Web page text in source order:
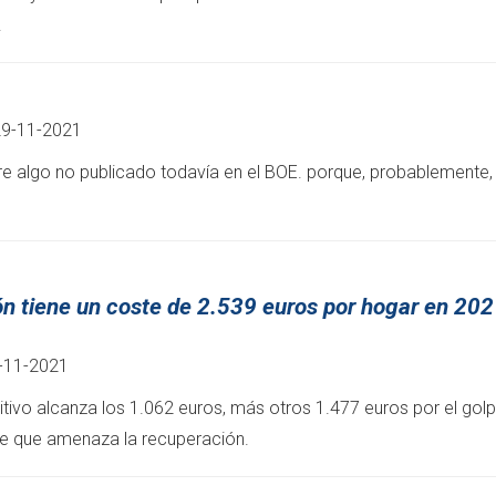
11-2021
algo no publicado todavía en el BOE. porque,
tiene un coste de 2.539 euros por hogar en
2021
alcanza los 1.062 euros, más otros 1.477 euros por el
que amenaza la recuperación.